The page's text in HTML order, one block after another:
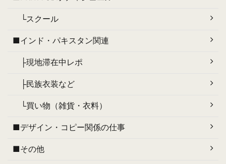
└スクール
■インド・パキスタン関連
├現地滞在中レポ
├民族衣装など
└買い物（雑貨・衣料）
■デザイン・コピー関係の仕事
■その他